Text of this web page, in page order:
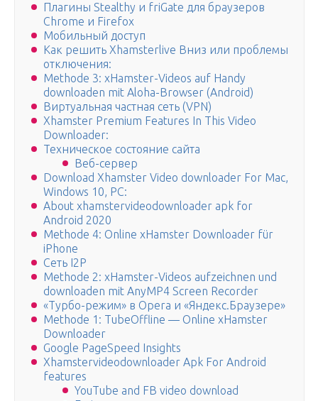
Плагины Stealthy и friGate для браузеров
Chrome и Firefox
Мобильный доступ
Как решить Xhamsterlive Вниз или проблемы
отключения:
Methode 3: xHamster-Videos auf Handy
downloaden mit Aloha-Browser (Android)
Виртуальная частная сеть (VPN)
Xhamster Premium Features In This Video
Downloader:
Техническое состояние сайта
Веб-сервер
Download Xhamster Video downloader For Mac,
Windows 10, PC:
About xhamstervideodownloader apk for
Android 2020
Methode 4: Online xHamster Downloader für
iPhone
Сеть I2P
Methode 2: xHamster-Videos aufzeichnen und
downloaden mit AnyMP4 Screen Recorder
«Турбо-режим» в Opera и «Яндекс.Браузере»
Methode 1: TubeOffline — Online xHamster
Downloader
Google PageSpeed Insights
Xhamstervideodownloader Apk For Android
features
YouTube and FB video download